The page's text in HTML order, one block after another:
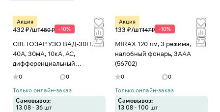
Акция
432 ₽/шт480 ₽ -10%
СВЕТОЗАР УЗО ВАД-30П, 2Р,
40A, 30мА, 10кА, AC,
дифференциальный
автоматический
0 0
Только онлайн-заказ
Самовывоз:
13.08 - 36 шт
Акция
133 ₽/шт147 ₽ -10%
MIRAX 120 лм, 3 режима,
налобный фонарь, 3ААА
(56702)
0 0
Только онлайн-заказ
Самовывоз:
13.08 - 100 шт